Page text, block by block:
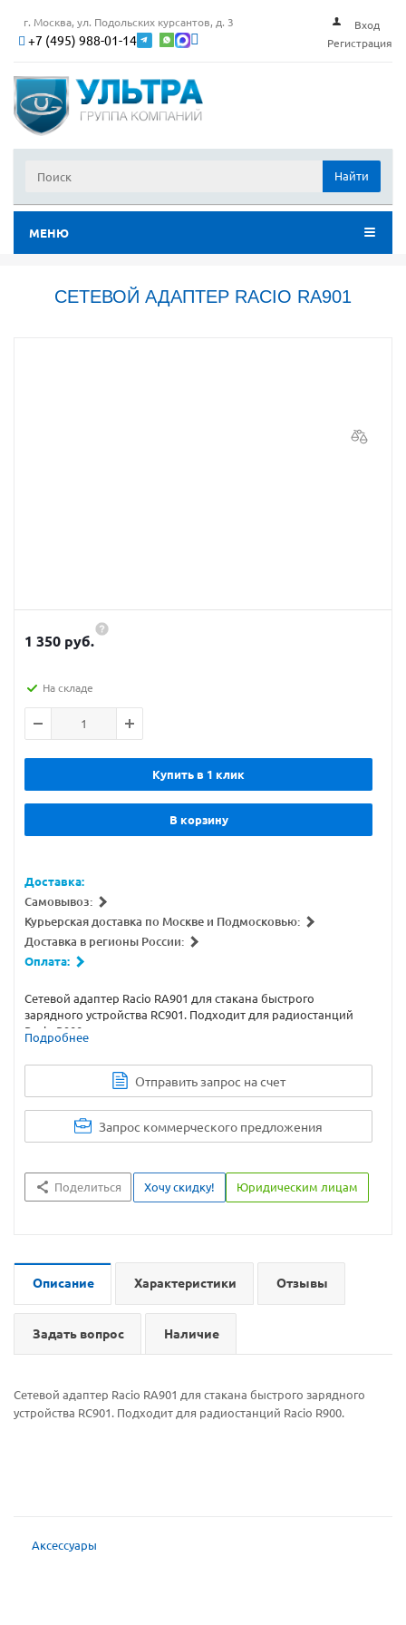
г. Москва, ул. Подольских курсантов, д. 3
+7 (495) 988-01-14
Вход
Регистрация
Найти
МЕНЮ
СЕТЕВОЙ АДАПТЕР RACIO RA901
1 350 руб.
На складе
Купить в 1 клик
В корзину
Доставка:
Самовывоз:
Курьерская доставка по Москве и Подмосковью:
Доставка в регионы России:
Оплата:
Сетевой адаптер Racio RA901 для стакана быстрого
зарядного устройства RC901. Подходит для радиостанций
Racio R900.
Подробнее
Отправить запрос на счет
Запрос коммерческого предложения
Поделиться Хочу скидку! Юридическим лицам
Описание Характеристики Отзывы
Задать вопрос Наличие
Сетевой адаптер Racio RA901 для стакана быстрого зарядного
устройства RC901. Подходит для радиостанций Racio R900.
Аксессуары